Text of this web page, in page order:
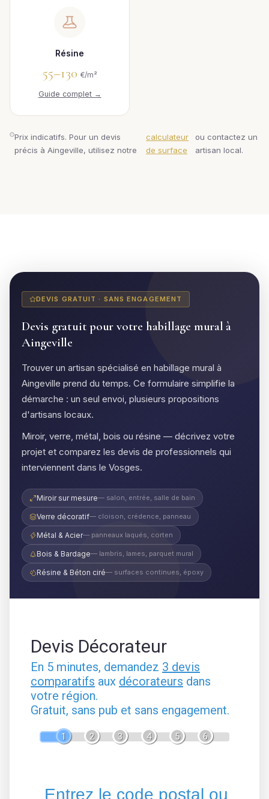
Résine
55–130 €/m²
Guide complet →
Prix indicatifs. Pour un devis
précis à Aingeville, utilisez notre
calculateur
de surface
ou contactez un
artisan local.
DEVIS GRATUIT · SANS ENGAGEMENT
Devis gratuit pour votre habillage mural à
Aingeville
Trouver un artisan spécialisé en habillage mural à
Aingeville prend du temps. Ce formulaire simplifie la
démarche : un seul envoi, plusieurs propositions
d'artisans locaux.
Miroir, verre, métal, bois ou résine — décrivez votre
projet et comparez les devis de professionnels qui
interviennent dans le Vosges.
Miroir sur mesure— salon, entrée, salle de bain
Verre décoratif— cloison, crédence, panneau
Métal & Acier— panneaux laqués, corten
Bois & Bardage— lambris, lames, parquet mural
Résine & Béton ciré— surfaces continues, époxy
Devis Décorateur
En 5 minutes, demandez 3 devis
comparatifs aux décorateurs dans
votre région.
Gratuit, sans pub et sans engagement.
1 2 3 4 5 6
Entrez le code postal ou